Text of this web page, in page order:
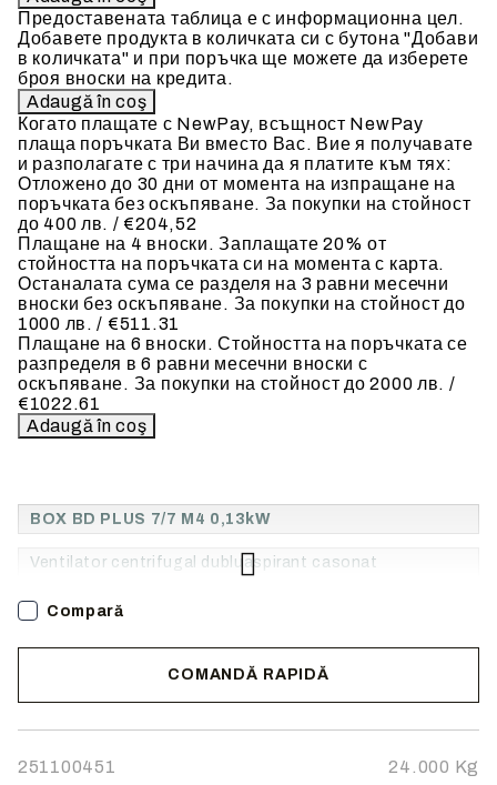
BOX BD PLUS 7/7 M4 0,13kW
Ventilator centrifugal dubluaspirant casonat
Предоставената таблица е с информационна цел.
Добавете продукта в количката си с бутона "Добави
в количката" и при поръчка ще можете да изберете
броя вноски на кредита.
Когато плащате с NewPay, всъщност NewPay
плаща поръчката Ви вместо Вас. Вие я получавате
и разполагате с три начина да я платите към тях:
Отложено до 30 дни от момента на изпращане на
поръчката без оскъпяване. За покупки на стойност
до 400 лв. / €204,52
Плащане на 4 вноски. Заплащате 20% от
стойността на поръчката си на момента с карта.
Останалата сума се разделя на 3 равни месечни
вноски без оскъпяване. За покупки на стойност до
1000 лв. / €511.31
Плащане на 6 вноски. Стойността на поръчката се
разпределя в 6 равни месечни вноски с
оскъпяване. За покупки на стойност до 2000 лв. /
€1022.61
COMANDĂ RAPIDĂ
Noi vă vom contacta pentru finalizarea comenzii.
251100451 24.000 Kg
Compară